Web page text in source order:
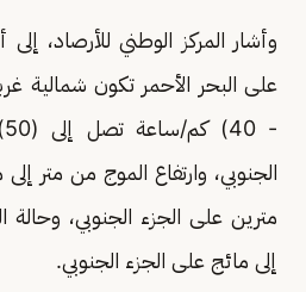
وأشار المركز الوطني للأرصاد،
الجنوبي، وارتفاع الموج من متر
مترين على الجزء الجنوبي،
إلى مائج على الجزء الجنوبي.